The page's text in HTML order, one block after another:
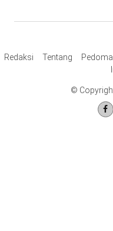
Redaksi Tentang
©